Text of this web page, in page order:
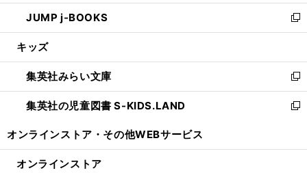
ウ
で
開
ン
ド
ウ
開
く
ウ
ィ
ン
ウ
で
開
く
し
い
ウ
ン
ド
ウ
で
JUMP j-BOOKS
新
し
ウ
ィ
ン
ド
開
キッズ
集英社みらい文庫
新
し
い
ン
集英社の児童図書 S-KIDS.LAND
新
ウ
オンラインストア・ その他WEBサービス
オンラインストア